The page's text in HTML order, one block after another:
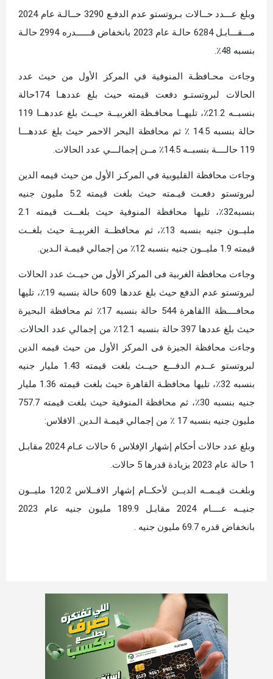
وبلغ عـــدد حــالات بـروتستو عدم الدفـع 3290 حــالـة عام 2024
مـــقـــابـل 6284 حالـة عام 2023 بانخفاض قــــــدره 2994 حالـة
بنسبه 48٪.
وجاءت محـافظـة المنوفية في المركز الأول من حيث عدد
الحالات لبروتستـو دفعت قيمته حيث بلغ عددهـا 174حالة
بنسبــه 21.2٪، تليهــا محافـظة الغربيــة حيــث بلغ عددهــا 119
حالة بنسبه 14.5 ٪ ثم محافظة البحر الاحمر حيث بلغ عددهـــا
119 حالــــة بنسبــه 14.5٪ مــن إجمالـــي عدد الحالات.
وجاءت محافظة القليوبية في المركـز الأول من حيث قيمه الدين
لبروتستو دفعـت قيـمته حيث بلغت قيمته 5.2 مليون جنيه
بنسبه32٪، تليها محافظة المنوفية حيث بلغـــت قيمته 2.1
مليــون جنيه بنسبه 13٪، ثم محافظــة الغربيــة حيث بلغــت
قيمته 1.9 مليــون جنيه بنسبه 12٪ من إجمالي قيمـة الـدين.
وجاءت محافظة الغربية فى المركز الأول من حيــث عدد الحالات
لبروتستو عدم الدفع حيث بلغ عددها 609 حالة بنسبه 19٪، تليها
محافــــظة االقاهرة 544 حالة بنسبه 17٪ ثم محافظة البحيرة
حيث بلغ عددها 397 حالة بنسبه 12.1٪ من إجمالي عدد الحالات.
وجاءت محافظة الجيزة فى المركز الأول من حيث قيمه الدين
لبروتستو عــدم الدفـــع حيــث بلغت قيمته 1.43 مليار جنيه
بنسبه 32٪، تليها محافظـة القاهرة حيث بلغت قيمته 1.36 مليار
جنيه بنسبه 30٪، ثم محافظة المنوفية حيث بلغت قيمته 757.7
مليون جنيه بنسبه 17 ٪ من إجمالي قيمـة الـدين. الافلاس:
وبلغ عدد حالات أحكام إشهار الإفلاس 6 حالات عـام 2024 مقابـل
1 حالة عام 2023 بزيادة قدرها 5 حالات.
وبلغـت قيـمــه الديــن لأحكــام إشهار الافــلاس 120.2 مليــون
جنيــه عــــام 2024 مقابـل 189.9 مليون جنيه عام 2023
بانخفاض قدره 69.7 مليون جنيه .